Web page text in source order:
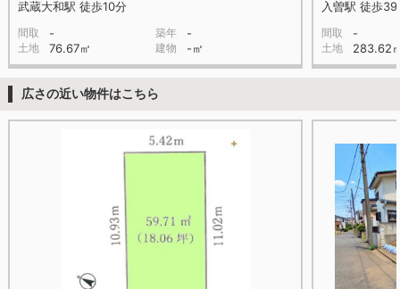
武蔵大和駅 徒歩10分
間取 - 築年 -
土地 76.67㎡ 建物 -㎡
入曽駅 徒歩39
間取 -
土地 283.62
広さの近い物件はこちら